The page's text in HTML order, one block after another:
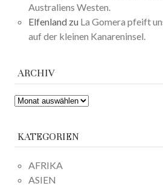
Australiens Westen.
Elfenland zu La Gomera pfeift
auf der kleinen Kanareninsel.
ARCHIV
ARCHIV
KATEGORIEN
AFRIKA
ASIEN